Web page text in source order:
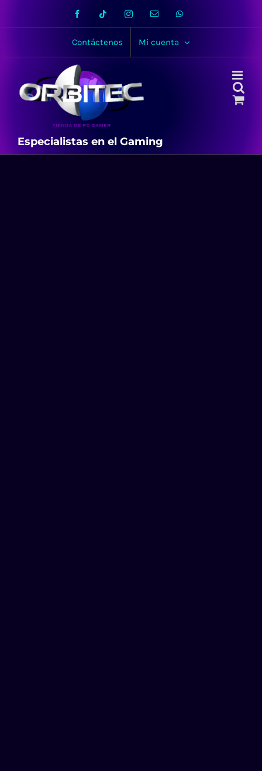
Facebook Tiktok InstagramEmail WhatsApp
Contáctenos Mi cuenta
Especialistas en el Gaming